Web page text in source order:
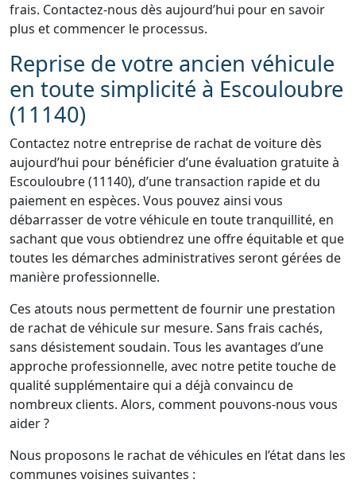
frais. Contactez-nous dès aujourd’hui pour en savoir
plus et commencer le processus.
Reprise de votre ancien véhicule
en toute simplicité à Escouloubre
(11140)
Contactez notre entreprise de rachat de voiture dès
aujourd’hui pour bénéficier d’une évaluation gratuite à
Escouloubre (11140), d’une transaction rapide et du
paiement en espèces. Vous pouvez ainsi vous
débarrasser de votre véhicule en toute tranquillité, en
sachant que vous obtiendrez une offre équitable et que
toutes les démarches administratives seront gérées de
manière professionnelle.
Ces atouts nous permettent de fournir une prestation
de rachat de véhicule sur mesure. Sans frais cachés,
sans désistement soudain. Tous les avantages d’une
approche professionnelle, avec notre petite touche de
qualité supplémentaire qui a déjà convaincu de
nombreux clients. Alors, comment pouvons-nous vous
aider ?
Nous proposons le rachat de véhicules en l’état dans les
communes voisines suivantes :